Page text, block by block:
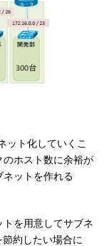
ット化していくこ
のホスト数に余裕が
ットを作れる
を用意してサブネ
約したい場合に